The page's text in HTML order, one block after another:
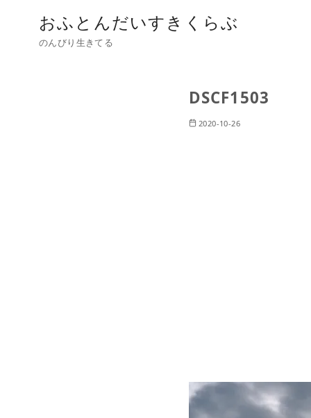
おふとんだいすきくらぶ
のんびり生きてる
DSCF1503
2020-10-26